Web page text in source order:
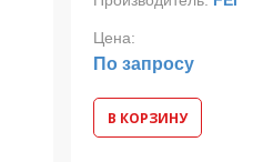
Цена:
По запросу
В КОРЗИНУ